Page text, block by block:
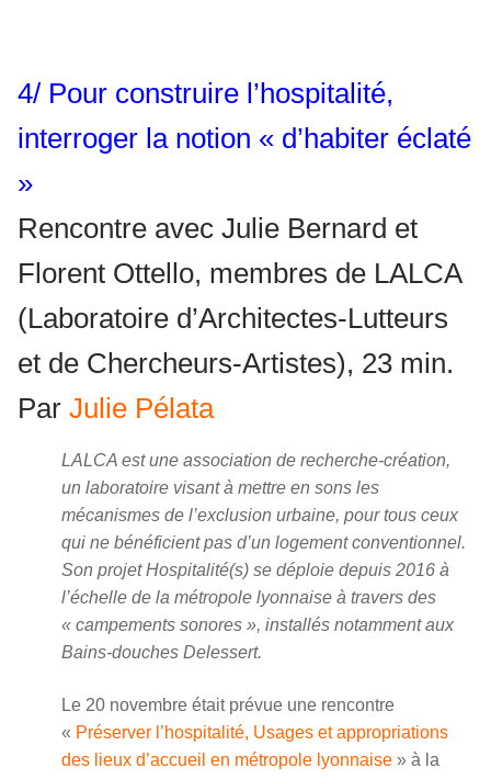
4/ Pour construire l’hospitalité,
interroger la notion « d’habiter éclaté
»
Rencontre avec Julie Bernard et
Florent Ottello, membres de LALCA
(Laboratoire d’Architectes-Lutteurs
et de Chercheurs-Artistes), 23 min.
Par Julie Pélata
LALCA est une association de recherche-création,
un laboratoire visant à mettre en sons les
mécanismes de l’exclusion urbaine, pour tous ceux
qui ne bénéficient pas d’un logement conventionnel.
Son projet Hospitalité(s) se déploie depuis 2016 à
l’échelle de la métropole lyonnaise à travers des
« campements sonores », installés notamment aux
Bains-douches Delessert.
Le 20 novembre était prévue une rencontre
« Préserver l’hospitalité, Usages et appropriations
des lieux d’accueil en métropole lyonnaise » à la